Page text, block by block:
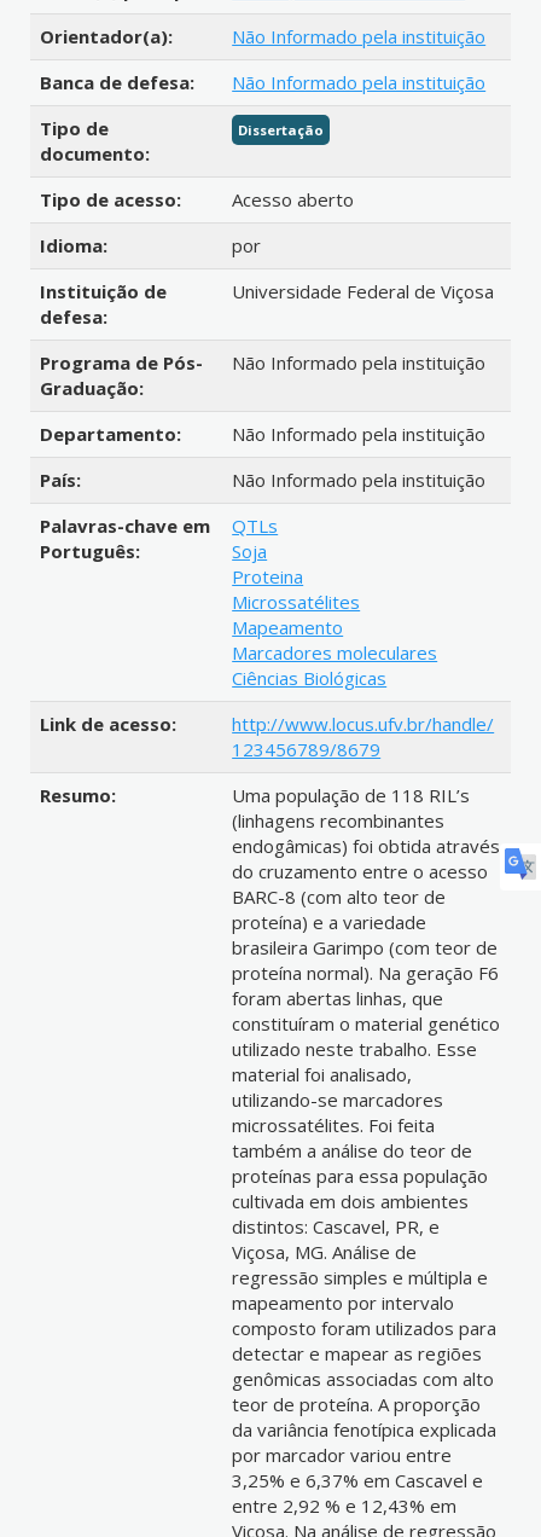
Orientador(a):
Não Informado pela instituição
Banca de defesa:
Não Informado pela instituição
Tipo de
documento:
Dissertação
Tipo de acesso:
Acesso aberto
Idioma:
por
Instituição de
defesa:
Universidade Federal de Viçosa
Programa de Pós-
Graduação:
Não Informado pela instituição
Departamento:
Não Informado pela instituição
País:
Não Informado pela instituição
Palavras-chave em
Português:
QTLs
Soja
Proteina
Microssatélites
Mapeamento
Marcadores moleculares
Ciências Biológicas
Link de acesso:
http://www.locus.ufv.br/handle/
123456789/8679
Resumo:
Uma população de 118 RIL’s
(linhagens recombinantes
endogâmicas) foi obtida através
do cruzamento entre o acesso
BARC-8 (com alto teor de
proteína) e a variedade
brasileira Garimpo (com teor de
proteína normal). Na geração F6
foram abertas linhas, que
constituíram o material genético
utilizado neste trabalho. Esse
material foi analisado,
utilizando-se marcadores
microssatélites. Foi feita
também a análise do teor de
proteínas para essa população
cultivada em dois ambientes
distintos: Cascavel, PR, e
Viçosa, MG. Análise de
regressão simples e múltipla e
mapeamento por intervalo
composto foram utilizados para
detectar e mapear as regiões
genômicas associadas com alto
teor de proteína. A proporção
da variância fenotípica explicada
por marcador variou entre
3,25% e 6,37% em Cascavel e
entre 2,92 % e 12,43% em
Viçosa. Na análise de regressão